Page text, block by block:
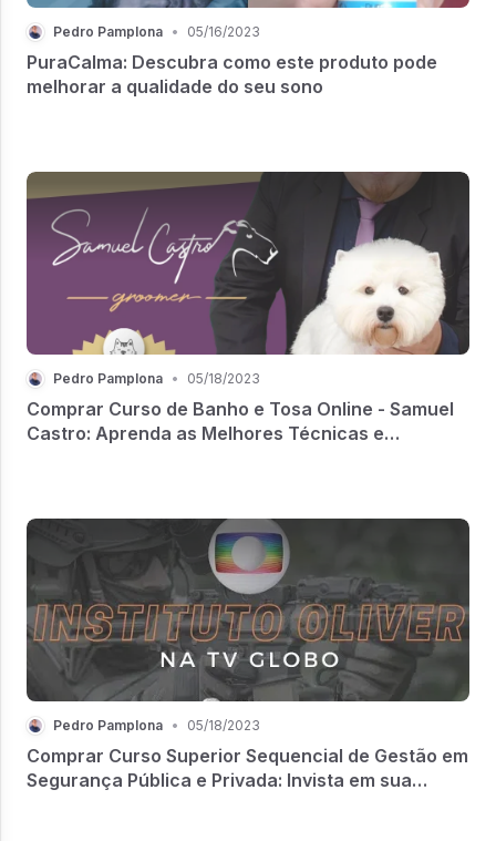
Pedro Pamplona • 05/16/2023
PuraCalma: Descubra como este produto pode
melhorar a qualidade do seu sono
Pedro Pamplona • 05/18/2023
Comprar Curso de Banho e Tosa Online - Samuel
Castro: Aprenda as Melhores Técnicas e
Pedro Pamplona • 05/18/2023
Comprar Curso Superior Sequencial de Gestão em
Segurança Pública e Privada: Invista em sua